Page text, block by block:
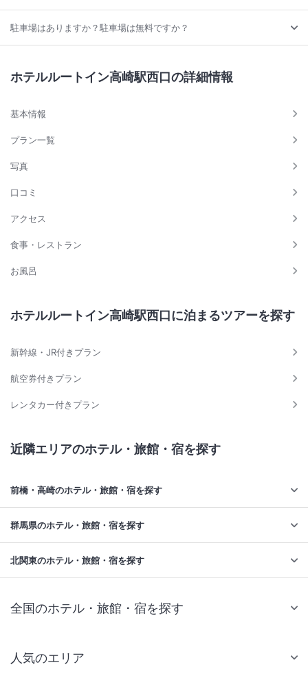
駐車場はありますか？駐車場は無料ですか？
ホテルルートイン高崎駅西口の詳細情報
基本情報
プラン一覧
写真
口コミ
アクセス
食事・レストラン
お風呂
ホテルルートイン高崎駅西口に泊まるツアーを探す
新幹線・JR付きプラン
航空券付きプラン
レンタカー付きプラン
近隣エリアのホテル・旅館・宿を探す
前橋・高崎のホテル・旅館・宿を探す
群馬県のホテル・旅館・宿を探す
北関東のホテル・旅館・宿を探す
全国のホテル・旅館・宿を探す
人気のエリア